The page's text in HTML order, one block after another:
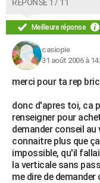
RÉPONSE 1 / 11
Meilleure réponse
casiopie
31 août 2006 à
merci pour ta rep
donc d'apres toi, ca
renseigner pour
demander conseil au
connaitre plus que
impossible, qu'il
la verticale sans
me dire de